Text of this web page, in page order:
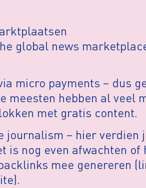
global news
micro payments – dus
meesten hebben al veel
met gratis content.
journalism – hier verdien
is nog even afwachten of
mee genereren